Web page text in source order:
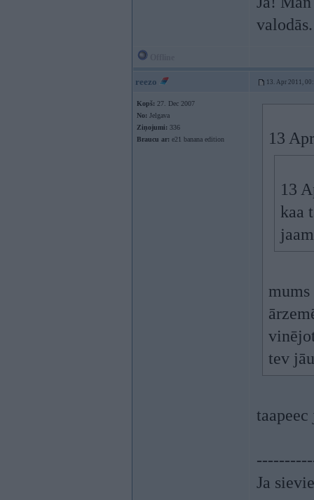
valodās.
reezo 13. Apr 2011,
Kopš: 27. Dec 2007
No: Jelgava
Ziņojumi: 336
Braucu ar: e21 banana edition 13
13
kaa
tev
Ja